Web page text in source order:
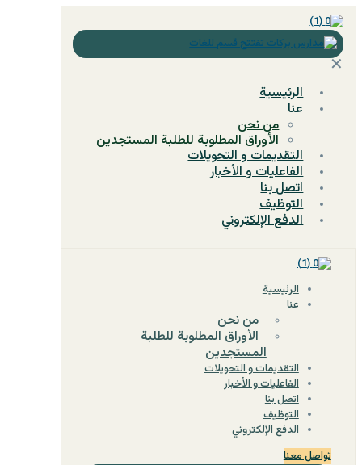
✕
‏الرئيسية
عنا
من نحن
الأوراق المطلوبة للطلبة المستجدين
التقديمات و التحويلات
الفاعليات و الأخبار
اتصل بنا
التوظيف
الدفع الإلكتروني
‏الرئيسية
عنا
من نحن
الأوراق المطلوبة للطلبة
المستجدين
التقديمات و التحويلات
الفاعليات و الأخبار
اتصل بنا
التوظيف
الدفع الإلكتروني
تواصل معنا